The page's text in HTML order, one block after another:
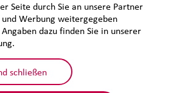
Seite durch Sie an unsere Partner
Werbung weitergegeben
dazu finden Sie in unserer
schließen